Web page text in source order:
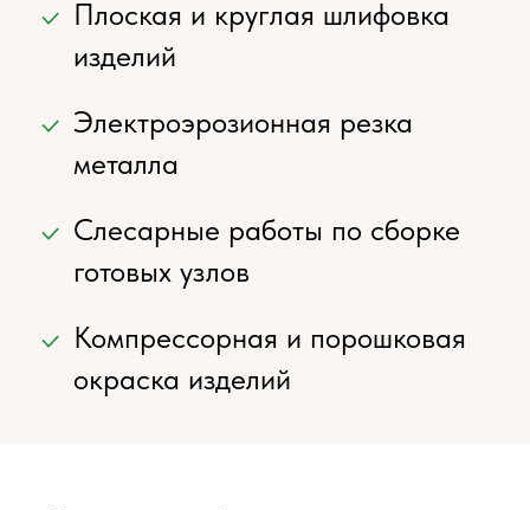
Детали на заказ
Контакты:
SALE.RZDS@YANDEX.RU
+7 (831) 291-56-86